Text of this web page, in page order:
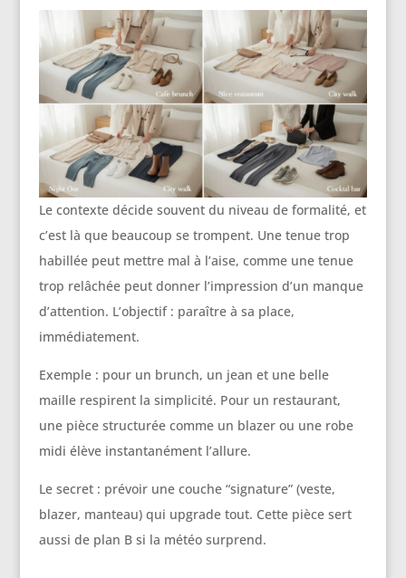
Le contexte décide souvent du niveau de formalité, et
c’est là que beaucoup se trompent. Une tenue trop
habillée peut mettre mal à l’aise, comme une tenue
trop relâchée peut donner l’impression d’un manque
d’attention. L’objectif : paraître à sa place,
immédiatement.
Exemple : pour un brunch, un jean et une belle
maille respirent la simplicité. Pour un restaurant,
une pièce structurée comme un blazer ou une robe
midi élève instantanément l’allure.
Le secret : prévoir une couche “signature” (veste,
blazer, manteau) qui upgrade tout. Cette pièce sert
aussi de plan B si la météo surprend.